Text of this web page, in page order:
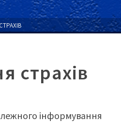
страхів
інформування